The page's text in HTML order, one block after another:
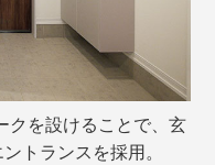
を設けることで、玄
トランスを採用。